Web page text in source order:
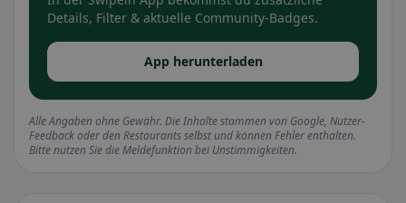
Details, Filter & aktuelle Community-Badges.
App herunterladen
Alle Angaben ohne Gewähr. Die Inhalte stammen von Google, Nutzer-
Feedback oder den Restaurants selbst und können Fehler enthalten.
Bitte nutzen Sie die Meldefunktion bei Unstimmigkeiten.